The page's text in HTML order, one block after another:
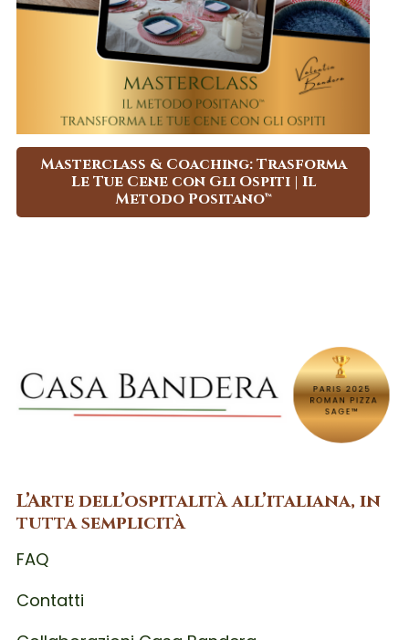
Masterclass & Coaching: Trasforma
Le Tue Cene con Gli Ospiti | Il
Metodo Positano™
L’Arte dell’ospitalità all’italiana, in
tutta semplicità
FAQ
Contatti